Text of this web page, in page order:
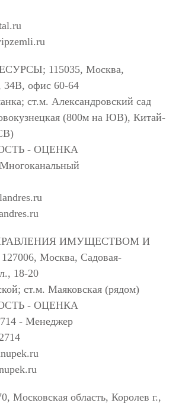
115035, Москва,
34В, офис 60-64
ст.м. Александровский сад
(800м на ЮВ), Китай-
- ОЦЕНКА
ИМУЩЕСТВОМ И
Москва, Садовая-
18-20
ст.м. Маяковская (рядом)
- ОЦЕНКА
- Менеджер
область, Королев г.,